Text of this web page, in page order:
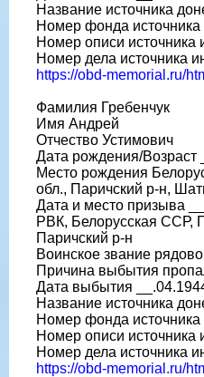
Название источника
Номер фонда
Номер описи
Номер дела источника
https://obd-memorial.ru/
Фамилия Гребенчук
Имя Андрей
Отчество Устимович
Дата рождения/Возраст
Место рождения
обл., Паричский р-н,
Дата и место призыва
РВК, Белорусская ССР,
Паричский р-н
Воинское звание
Причина выбытия
Дата выбытия
Название источника
Номер фонда
Номер описи
Номер дела источника
https://obd-memorial.ru/